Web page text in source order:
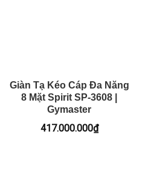
Giàn Tạ Kéo Cáp Đa Năng
8 Mặt Spirit SP-3608 |
Gymaster
417.000.000₫